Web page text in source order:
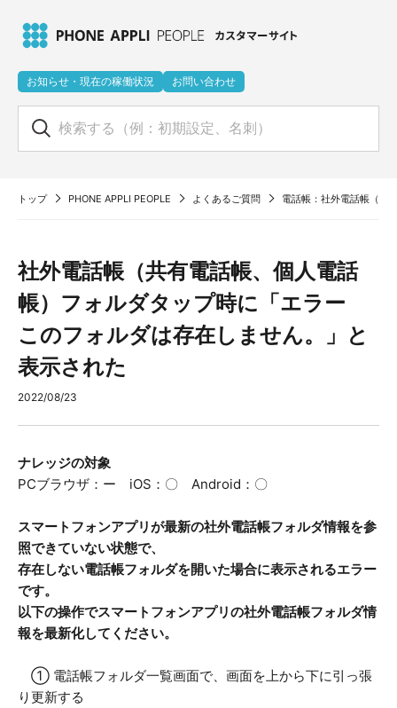
お知らせ・現在の稼働状況 お問い合わせ
トップ PHONE APPLI PEOPLE よくあるご質問 電話帳：社外電話帳（共
社外電話帳（共有電話帳、個人電話
帳）フォルダタップ時に「エラー
このフォルダは存在しません。」と
表示された
2022/08/23
ナレッジの対象
PCブラウザ：ー iOS：〇 Android：〇
スマートフォンアプリが最新の社外電話帳フォルダ情報を参
照できていない状態で、
存在しない電話帳フォルダを開いた場合に表示されるエラー
です。
以下の操作でスマートフォンアプリの社外電話帳フォルダ情
報を最新化してください。
① 電話帳フォルダ一覧画面で、画面を上から下に引っ張
り更新する